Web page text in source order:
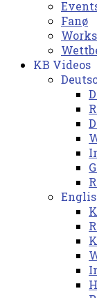
Fanø
KB Videos